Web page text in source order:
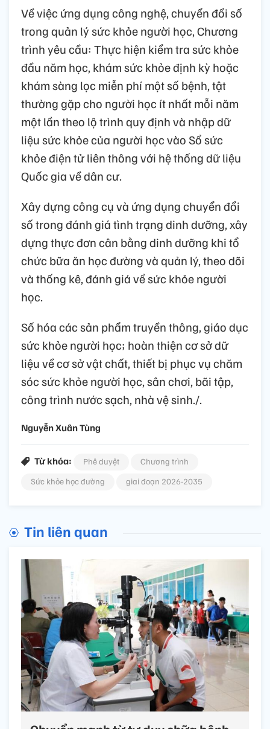
Về việc ứng dụng công nghệ, chuyển đổi số
trong quản lý sức khỏe người học, Chương
trình yêu cầu: Thực hiện kiểm tra sức khỏe
đầu năm học, khám sức khỏe định kỳ hoặc
khám sàng lọc miễn phí một số bệnh, tật
thường gặp cho người học ít nhất mỗi năm
một lần theo lộ trình quy định và nhập dữ
liệu sức khỏe của người học vào Sổ sức
khỏe điện tử liên thông với hệ thống dữ liệu
Quốc gia về dân cư.
Xây dựng công cụ và ứng dụng chuyển đổi
số trong đánh giá tình trạng dinh dưỡng, xây
dựng thực đơn cân bằng dinh dưỡng khi tổ
chức bữa ăn học đường và quản lý, theo dõi
và thống kê, đánh giá về sức khỏe người
học.
Số hóa các sản phẩm truyền thông, giáo dục
sức khỏe người học; hoàn thiện cơ sở dữ
liệu về cơ sở vật chất, thiết bị phục vụ chăm
sóc sức khỏe người học, sân chơi, bãi tập,
công trình nước sạch, nhà vệ sinh./.
Nguyễn Xuân Tùng
Từ khóa: Phê duyệt
Chương trình
Sức khỏe học đường
giai đoạn 2026-2035
Tin liên quan